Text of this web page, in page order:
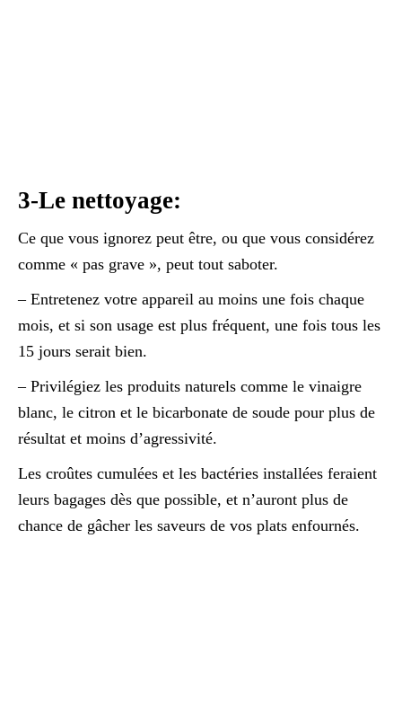
3-Le nettoyage:
Ce que vous ignorez peut être, ou que vous considérez
comme « pas grave », peut tout saboter.
– Entretenez votre appareil au moins une fois chaque
mois, et si son usage est plus fréquent, une fois tous les
15 jours serait bien.
– Privilégiez les produits naturels comme le vinaigre
blanc, le citron et le bicarbonate de soude pour plus de
résultat et moins d’agressivité.
Les croûtes cumulées et les bactéries installées feraient
leurs bagages dès que possible, et n’auront plus de
chance de gâcher les saveurs de vos plats enfournés.